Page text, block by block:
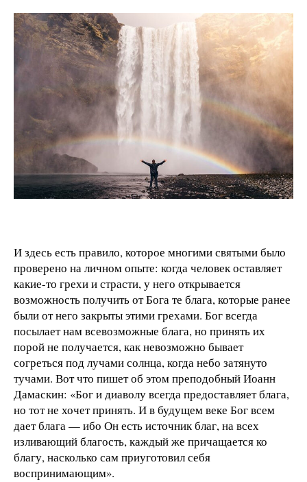
И здесь есть правило, которое многими святыми было
проверено на личном опыте: когда человек оставляет
какие-то грехи и страсти, у него открывается
возможность получить от Бога те блага, которые ранее
были от него закрыты этими грехами. Бог всегда
посылает нам всевозможные блага, но принять их
порой не получается, как невозможно бывает
согреться под лучами солнца, когда небо затянуто
тучами. Вот что пишет об этом преподобный Иоанн
Дамаскин: «Бог и диаволу всегда предоставляет блага,
но тот не хочет принять. И в будущем веке Бог всем
дает блага — ибо Он есть источник благ, на всех
изливающий благость, каждый же причащается ко
благу, насколько сам приуготовил себя
воспринимающим».